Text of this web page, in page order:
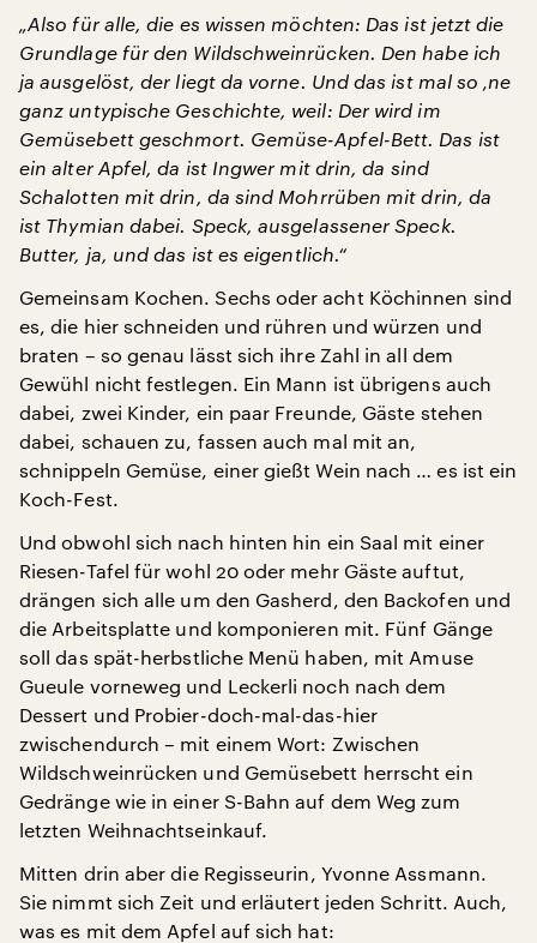
„Also für alle, die es wissen möchten: Das ist jetzt die
Grundlage für den Wildschweinrücken. Den habe ich
ja ausgelöst, der liegt da vorne. Und das ist mal so ‚ne
ganz untypische Geschichte, weil: Der wird im
Gemüsebett geschmort. Gemüse-Apfel-Bett. Das ist
ein alter Apfel, da ist Ingwer mit drin, da sind
Schalotten mit drin, da sind Mohrrüben mit drin, da
ist Thymian dabei. Speck, ausgelassener Speck.
Butter, ja, und das ist es eigentlich.“
Gemeinsam Kochen. Sechs oder acht Köchinnen sind
es, die hier schneiden und rühren und würzen und
braten – so genau lässt sich ihre Zahl in all dem
Gewühl nicht festlegen. Ein Mann ist übrigens auch
dabei, zwei Kinder, ein paar Freunde, Gäste stehen
dabei, schauen zu, fassen auch mal mit an,
schnippeln Gemüse, einer gießt Wein nach … es ist ein
Koch-Fest.
Und obwohl sich nach hinten hin ein Saal mit einer
Riesen-Tafel für wohl 20 oder mehr Gäste auftut,
drängen sich alle um den Gasherd, den Backofen und
die Arbeitsplatte und komponieren mit. Fünf Gänge
soll das spät-herbstliche Menü haben, mit Amuse
Gueule vorneweg und Leckerli noch nach dem
Dessert und Probier-doch-mal-das-hier
zwischendurch – mit einem Wort: Zwischen
Wildschweinrücken und Gemüsebett herrscht ein
Gedränge wie in einer S-Bahn auf dem Weg zum
letzten Weihnachtseinkauf.
Mitten drin aber die Regisseurin, Yvonne Assmann.
Sie nimmt sich Zeit und erläutert jeden Schritt. Auch,
was es mit dem Apfel auf sich hat: